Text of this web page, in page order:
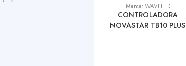
Marca: WAVELED
CONTROLADORA
NOVASTAR TB10 PLUS